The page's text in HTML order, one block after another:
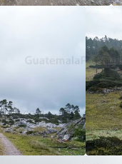
5/5